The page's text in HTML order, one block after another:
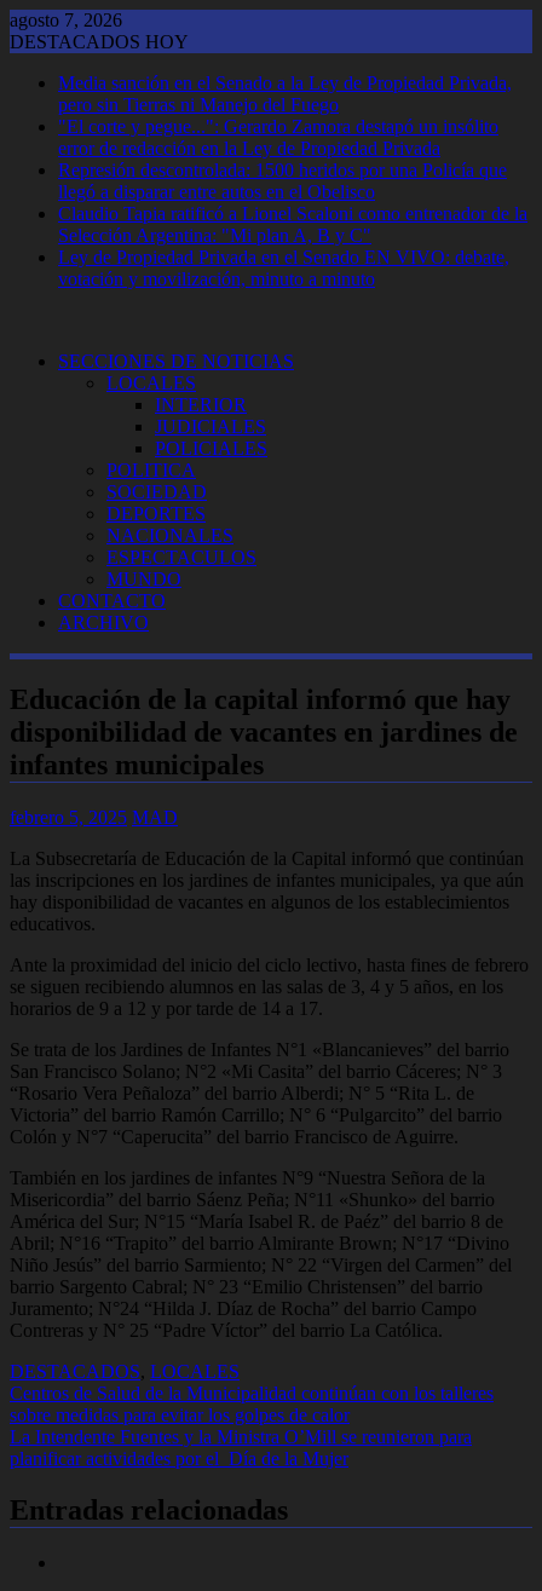
Saltar
al
agosto 7, 2026
DESTACADOS HOY
Media sanción en el Senado a la Ley de Propiedad Privada,
pero sin Tierras ni Manejo del Fuego
"El corte y pegue...": Gerardo Zamora destapó un insólito
error de redacción en la Ley de Propiedad Privada
Represión descontrolada: 1500 heridos por una Policía que
llegó a disparar entre autos en el Obelisco
Claudio Tapia ratificó a Lionel Scaloni como entrenador de la
Selección Argentina: "Mi plan A, B y C"
Ley de Propiedad Privada en el Senado EN VIVO: debate,
votación y movilización, minuto a minuto
SECCIONES DE NOTICIAS
LOCALES
INTERIOR
JUDICIALES
POLICIALES
POLITICA
SOCIEDAD
DEPORTES
NACIONALES
ESPECTACULOS
MUNDO
CONTACTO
ARCHIVO
Educación de la capital informó que hay
disponibilidad de vacantes en jardines de
infantes municipales
febrero 5, 2025 MAD
La Subsecretaría de Educación de la Capital informó que continúan
las inscripciones en los jardines de infantes municipales, ya que aún
hay disponibilidad de vacantes en algunos de los establecimientos
educativos.
Ante la proximidad del inicio del ciclo lectivo, hasta fines de febrero
se siguen recibiendo alumnos en las salas de 3, 4 y 5 años, en los
horarios de 9 a 12 y por tarde de 14 a 17.
Se trata de los Jardines de Infantes N°1 «Blancanieves” del barrio
San Francisco Solano; N°2 «Mi Casita” del barrio Cáceres; N° 3
“Rosario Vera Peñaloza” del barrio Alberdi; N° 5 “Rita L. de
Victoria” del barrio Ramón Carrillo; N° 6 “Pulgarcito” del barrio
Colón y N°7 “Caperucita” del barrio Francisco de Aguirre.
También en los jardines de infantes N°9 “Nuestra Señora de la
Misericordia” del barrio Sáenz Peña; N°11 «Shunko» del barrio
América del Sur; N°15 “María Isabel R. de Paéz” del barrio 8 de
Abril; N°16 “Trapito” del barrio Almirante Brown; N°17 “Divino
Niño Jesús” del barrio Sarmiento; N° 22 “Virgen del Carmen” del
barrio Sargento Cabral; N° 23 “Emilio Christensen” del barrio
Juramento; N°24 “Hilda J. Díaz de Rocha” del barrio Campo
Contreras y N° 25 “Padre Víctor” del barrio La Católica.
DESTACADOS, LOCALES
Navegación
de
entradas
Centros de Salud de la Municipalidad continúan con los talleres
sobre medidas para evitar los golpes de calor
La Intendente Fuentes y la Ministra O’Mill se reunieron para
planificar actividades por el Día de la Mujer
Entradas relacionadas